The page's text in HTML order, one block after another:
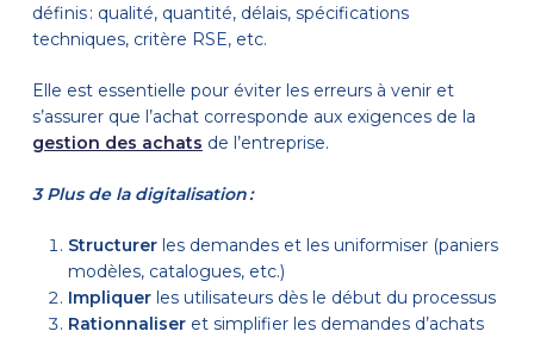
définis : qualité, quantité, délais, spécifications
techniques, critère RSE, etc.
Elle est essentielle pour éviter les erreurs à venir et
s’assurer que l’achat corresponde aux exigences de la
gestion des achats de l’entreprise.
3 Plus de la digitalisation :
Structurerles demandes et les uniformiser (paniers
modèles, catalogues, etc.)
Impliquerles utilisateurs dès le début du processus
Rationnaliseret simplifier les demandes d’achats